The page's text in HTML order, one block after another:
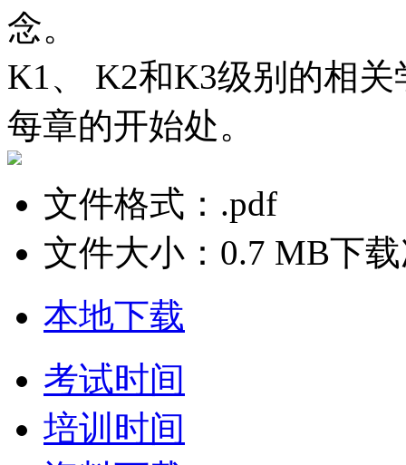
念。
K1、 K2和K3级别的相
每章的开始处。
文件格式：.pdf
文件大小：0.7 MB下
本地下载
考试时间
培训时间